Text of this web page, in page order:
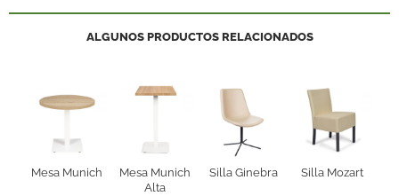
ALGUNOS PRODUCTOS RELACIONADOS
Mesa Munich
Mesa Munich
Alta
Silla Ginebra Silla Mozart